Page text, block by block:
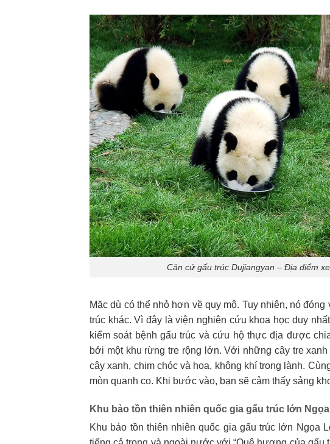
Căn cứ gấu trúc Dujiangyan – Địa điểm
Mặc dù có thể nhỏ hơn về quy mô. Tuy nhiên, nó
trúc khác. Vì đây là viện nghiên cứu khoa học duy
kiểm soát bệnh gấu trúc và cứu hộ thực địa được
bởi một khu rừng tre rộng lớn. Với những cây tre
cây xanh, chim chóc và hoa, không khí trong lành.
mòn quanh co. Khi bước vào, bạn sẽ cảm thấy sảng
Khu bảo tồn thiên nhiên quốc gia gấu trúc lớn
Khu bảo tồn thiên nhiên quốc gia gấu trúc lớn Ngọa